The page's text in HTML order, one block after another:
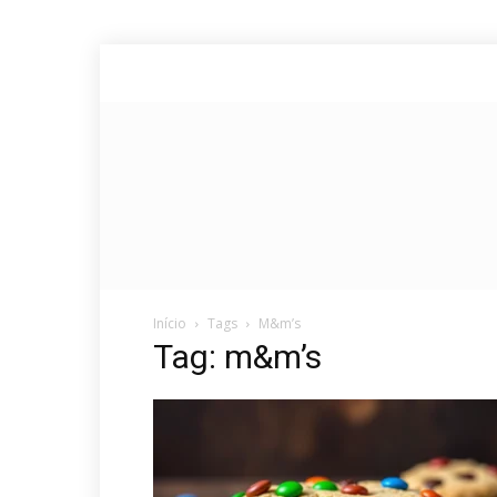
Início Tags M&m’s
Tag: m&m’s